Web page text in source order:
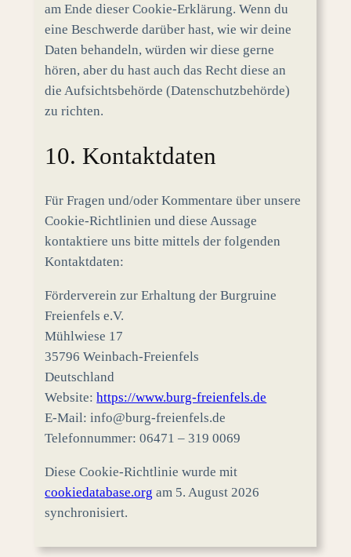
am Ende dieser Cookie-Erklärung. Wenn du
eine Beschwerde darüber hast, wie wir deine
Daten behandeln, würden wir diese gerne
hören, aber du hast auch das Recht diese an
die Aufsichtsbehörde (Datenschutzbehörde)
zu richten.
10. Kontaktdaten
Für Fragen und/oder Kommentare über unsere
Cookie-Richtlinien und diese Aussage
kontaktiere uns bitte mittels der folgenden
Kontaktdaten:
Förderverein zur Erhaltung der Burgruine
Freienfels e.V.
Mühlwiese 17
35796 Weinbach-Freienfels
Deutschland
Website:https://www.burg-freienfels.de
E-Mail:info@burg-freienfels.de
Telefonnummer: 06471 – 319 0069
Diese Cookie-Richtlinie wurde mit
cookiedatabase.org am 5. August 2026
synchronisiert.